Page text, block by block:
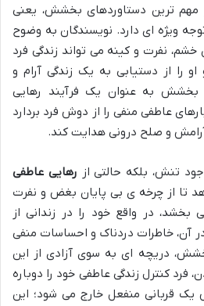
مهم ترین دستاوردهای بخشش، یعنی
ویژه ای دارد. نویسندگان به وضوح
نفرت و کینه می تواند زندگی فرد
را از دستیابی به یک زندگی آرام و
بخشش به عنوان یک فرآیند رهایی
عاطفی منفی را از دوش فرد بردارد
و صلح درونی هدایت کند.
تنش، بلکه حالتی از رهایی عاطفی
تا از چرخه ی بی پایان بغض و نفرت
بخشد، در واقع خود را در زندانی از
خاطرات دردناک و احساسات منفی
دریچه ای به سوی آزادی از این
فرد کنترل زندگی عاطفی خود را دوباره
قربانی منفعل خارج می شود؛ این